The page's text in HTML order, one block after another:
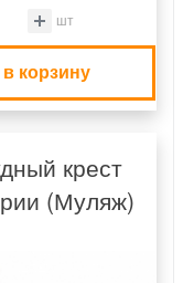
шт
в корзину
крест
(Муляж)